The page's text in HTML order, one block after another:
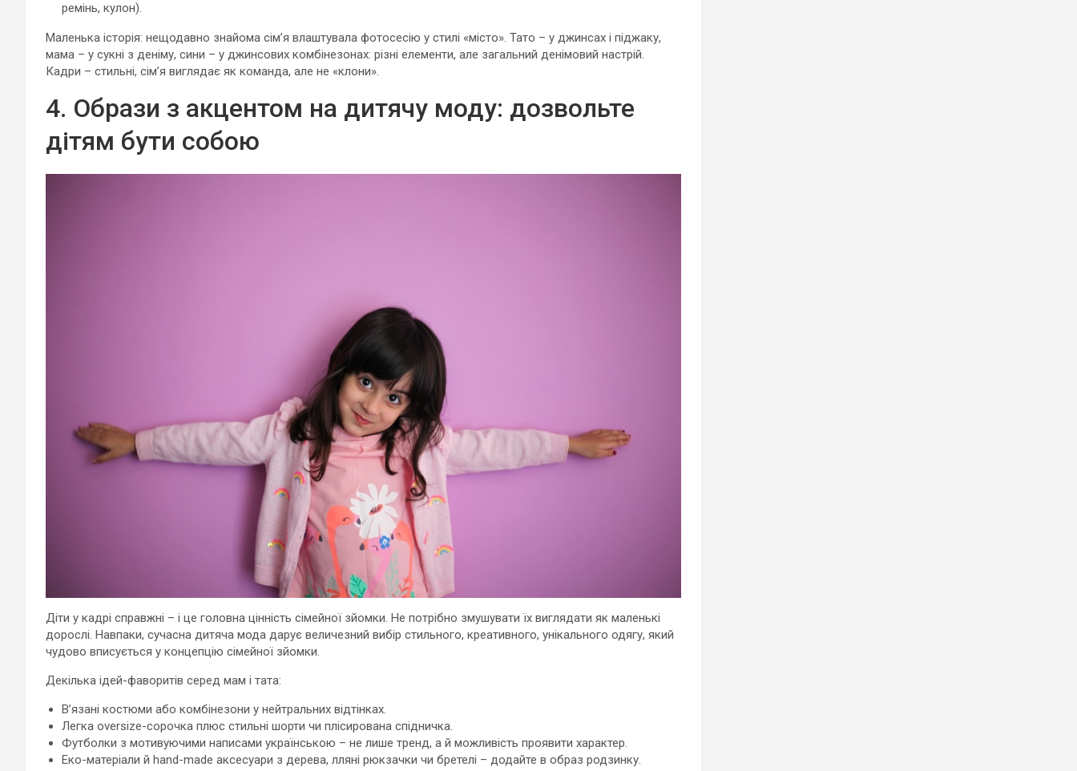
ремінь, кулон).
Маленька історія: нещодавно знайома сім’я влаштувала фотосесію у стилі «місто». Тато – у джинсах і піджаку,
мама – у сукні з деніму, сини – у джинсових комбінезонах: різні елементи, але загальний денімовий настрій.
Кадри – стильні, сім’я виглядає як команда, але не «клони».
4. Образи з акцентом на дитячу моду: дозвольте
дітям бути собою
Діти у кадрі справжні – і це головна цінність сімейної зйомки. Не потрібно змушувати їх виглядати як маленькі
дорослі. Навпаки, сучасна дитяча мода дарує величезний вибір стильного, креативного, унікального одягу, який
чудово вписується у концепцію сімейної зйомки.
Декілька ідей-фаворитів серед мам і тата:
В’язані костюми або комбінезони у нейтральних відтінках.
Легка oversize-сорочка плюс стильні шорти чи плісирована спідничка.
Футболки з мотивуючими написами українською – не лише тренд, а й можливість проявити характер.
Еко-матеріали й hand-made аксесуари з дерева, лляні рюкзачки чи бретелі – додайте в образ родзинку.